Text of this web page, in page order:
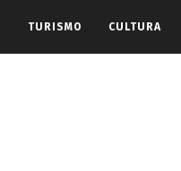
TURISMO CULTURA